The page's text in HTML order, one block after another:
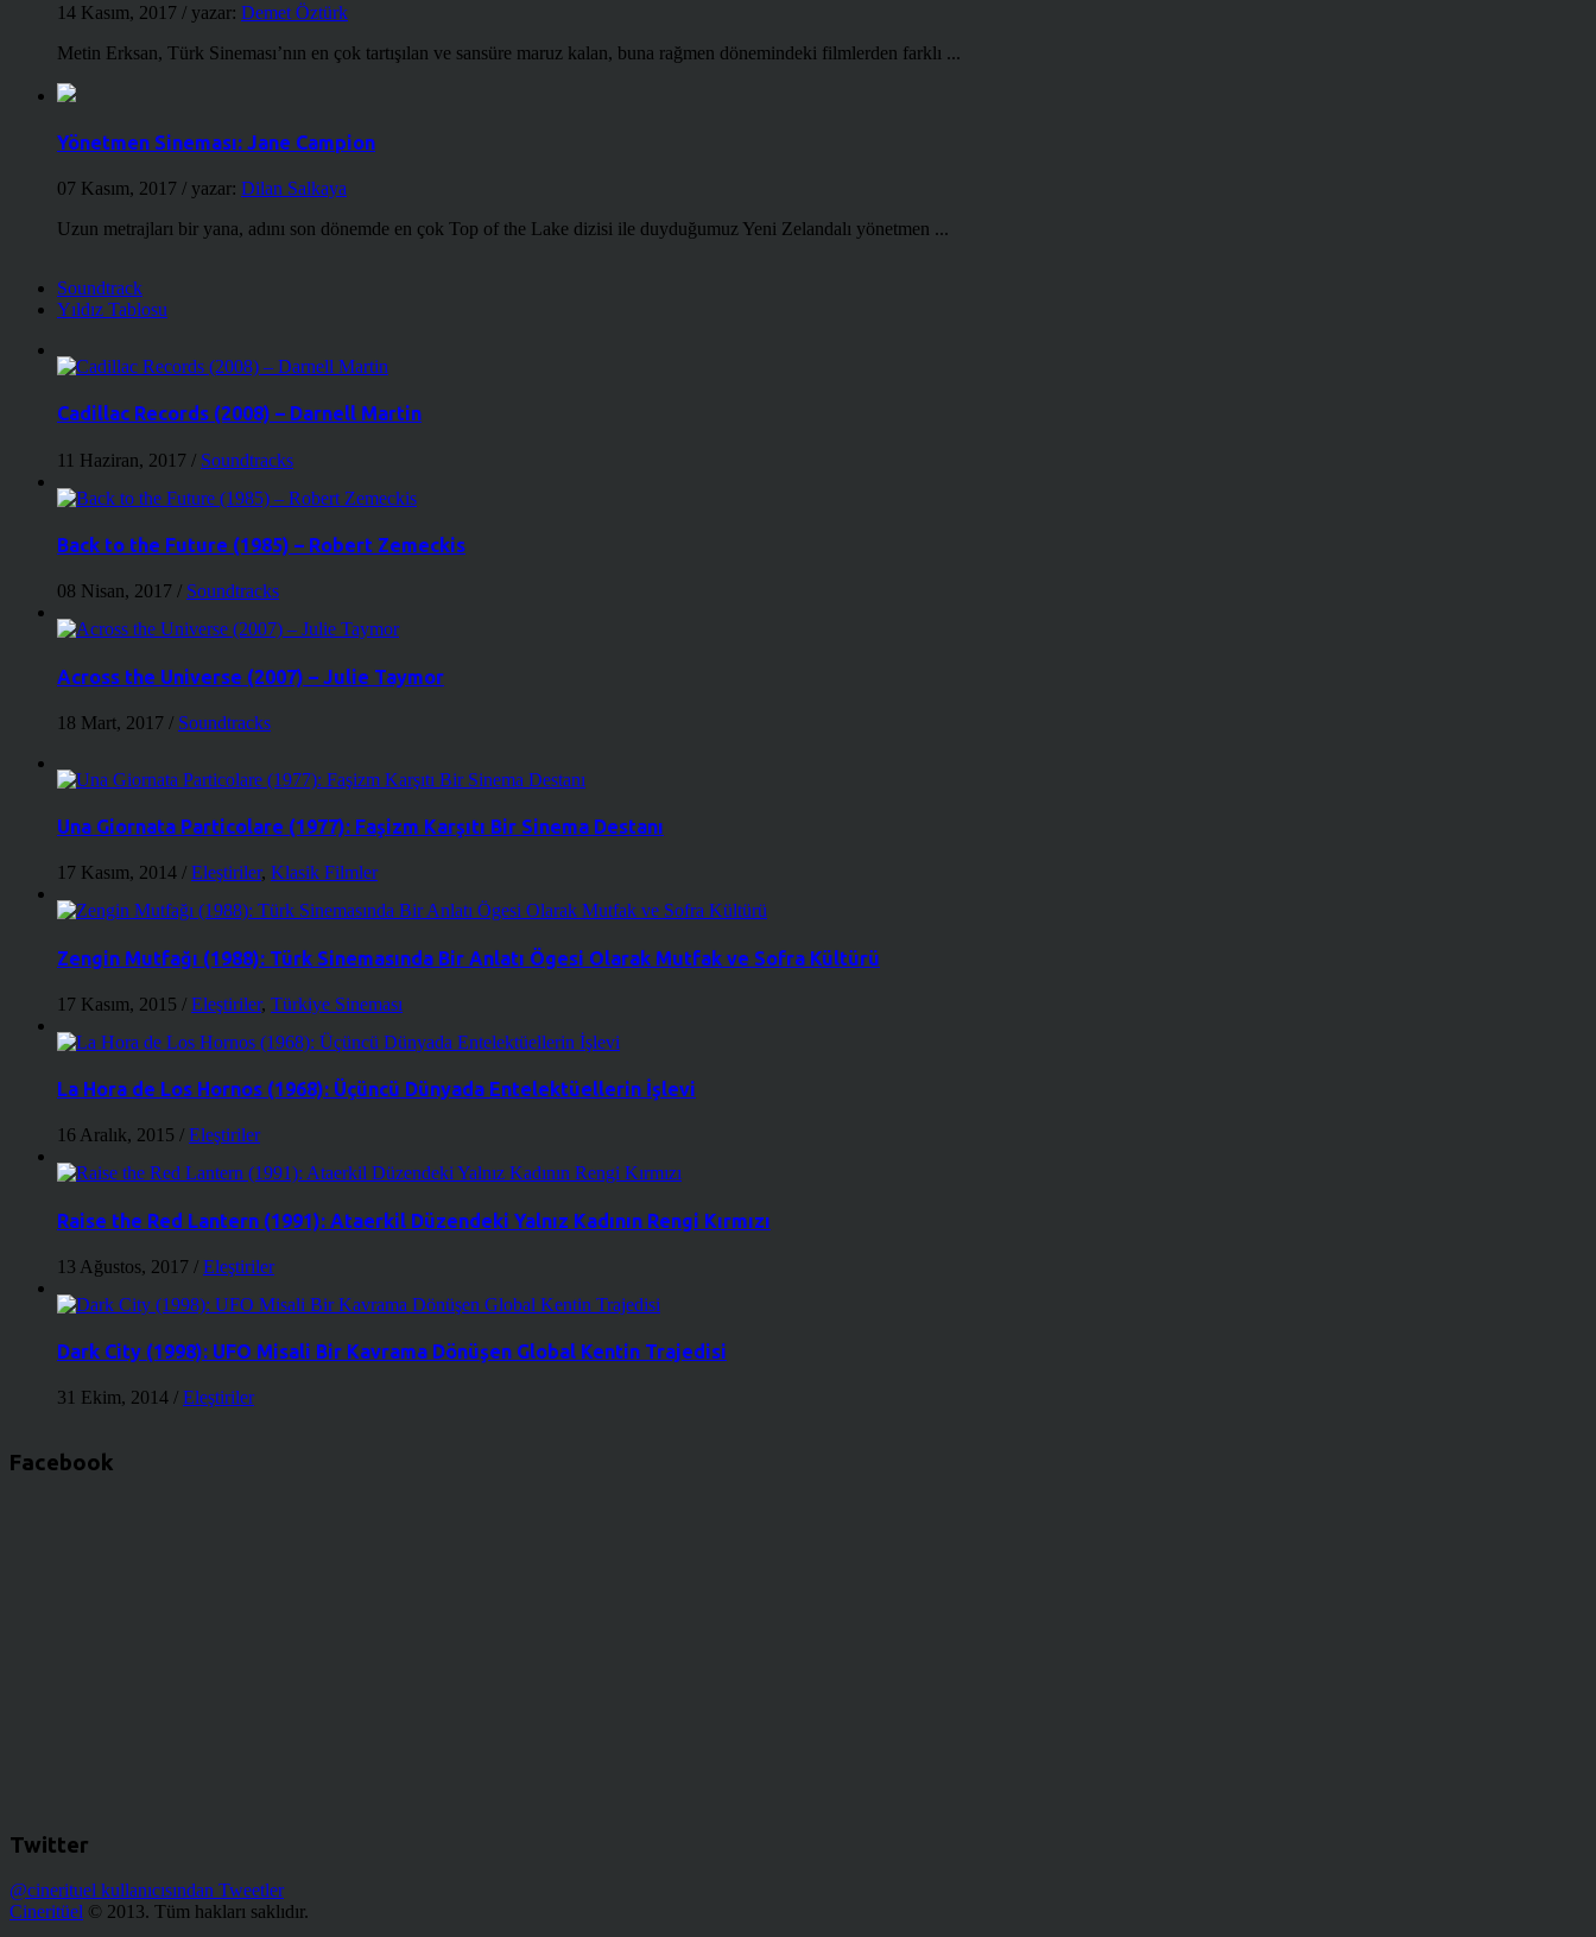
14 Kasım, 2017 / yazar: Demet Öztürk
Metin Erksan, Türk Sineması’nın en çok tartışılan ve sansüre maruz kalan, buna rağmen dönemindeki filmlerden farklı ...
Yönetmen Sineması: Jane Campion
07 Kasım, 2017 / yazar: Dilan Salkaya
Uzun metrajları bir yana, adını son dönemde en çok Top of the Lake dizisi ile duyduğumuz Yeni Zelandalı yönetmen ...
Soundtrack
Yıldız Tablosu
Cadillac Records (2008) – Darnell Martin
11 Haziran, 2017 / Soundtracks
Back to the Future (1985) – Robert Zemeckis
08 Nisan, 2017 / Soundtracks
Across the Universe (2007) – Julie Taymor
18 Mart, 2017 / Soundtracks
Una Giornata Particolare (1977): Faşizm Karşıtı Bir Sinema Destanı
17 Kasım, 2014 / Eleştiriler, Klasik Filmler
Zengin Mutfağı (1988): Türk Sinemasında Bir Anlatı Ögesi Olarak Mutfak ve Sofra Kültürü
17 Kasım, 2015 / Eleştiriler, Türkiye Sineması
La Hora de Los Hornos (1968): Üçüncü Dünyada Entelektüellerin İşlevi
16 Aralık, 2015 / Eleştiriler
Raise the Red Lantern (1991): Ataerkil Düzendeki Yalnız Kadının Rengi Kırmızı
13 Ağustos, 2017 / Eleştiriler
Dark City (1998): UFO Misali Bir Kavrama Dönüşen Global Kentin Trajedisi
31 Ekim, 2014 / Eleştiriler
Facebook
Twitter
@cinerituel kullanıcısından Tweetler
Cineritüel © 2013. Tüm hakları saklıdır.